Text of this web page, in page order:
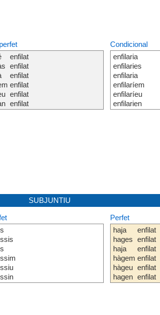
enfilat
enfilat
enfilat
enfilat
enfilat
enfilat
Condicional
enfilaria
enfilaries
enfilaria
enfilaríem
enfilaríeu
enfilarien
SUBJUNTIU
Perfet
haja
hages
haja
hàgem
hàgeu
hagen
enfilat
enfilat
enfilat
enfilat
enfilat
enfilat